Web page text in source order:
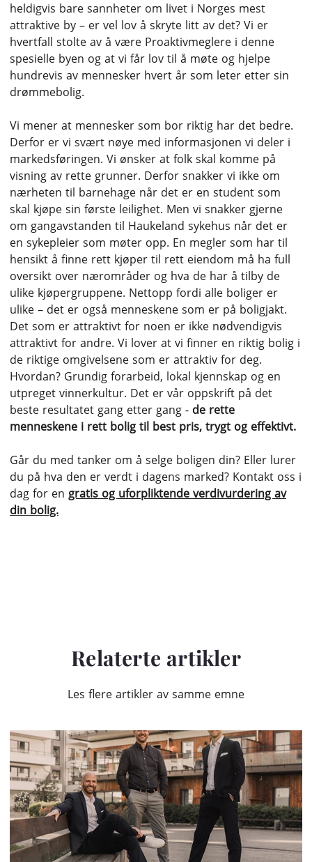
heldigvis bare sannheter om livet i Norges mest
attraktive by – er vel lov å skryte litt av det? Vi er
hvertfall stolte av å være Proaktivmeglere i denne
spesielle byen og at vi får lov til å møte og hjelpe
hundrevis av mennesker hvert år som leter etter sin
drømmebolig.
Vi mener at mennesker som bor riktig har det bedre.
Derfor er vi svært nøye med informasjonen vi deler i
markedsføringen. Vi ønsker at folk skal komme på
visning av rette grunner. Derfor snakker vi ikke om
nærheten til barnehage når det er en student som
skal kjøpe sin første leilighet. Men vi snakker gjerne
om gangavstanden til Haukeland sykehus når det er
en sykepleier som møter opp. En megler som har til
hensikt å finne rett kjøper til rett eiendom må ha full
oversikt over nærområder og hva de har å tilby de
ulike kjøpergruppene. Nettopp fordi alle boliger er
ulike – det er også menneskene som er på boligjakt.
Det som er attraktivt for noen er ikke nødvendigvis
attraktivt for andre. Vi lover at vi finner en riktig bolig i
de riktige omgivelsene som er attraktiv for deg.
Hvordan? Grundig forarbeid, lokal kjennskap og en
utpreget vinnerkultur. Det er vår oppskrift på det
beste resultatet gang etter gang - de rette
menneskene i rett bolig til best pris, trygt og effektivt.
Går du med tanker om å selge boligen din? Eller lurer
du på hva den er verdt i dagens marked? Kontakt oss i
dag for en gratis og uforpliktende verdivurdering av
din bolig.
Relaterte artikler
Les flere artikler av samme emne